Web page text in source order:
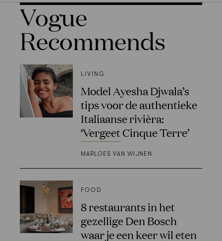
Vogue
Recommends
LIVING
Model Ayesha Djwala’s
tips voor de authentieke
Italiaanse rivièra:
‘Vergeet Cinque Terre’
MARLOES VAN WIJNEN
FOOD
8 restaurants in het
gezellige Den Bosch
waar je een keer wil eten